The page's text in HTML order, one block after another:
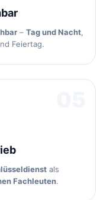
– Tag und Nacht,
Feiertag.
als
Fachleuten.